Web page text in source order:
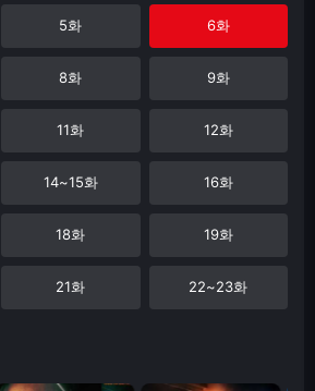
5화 6화
8화 9화
11화 12화
14~15화 16화
18화 19화
21화 22~23화